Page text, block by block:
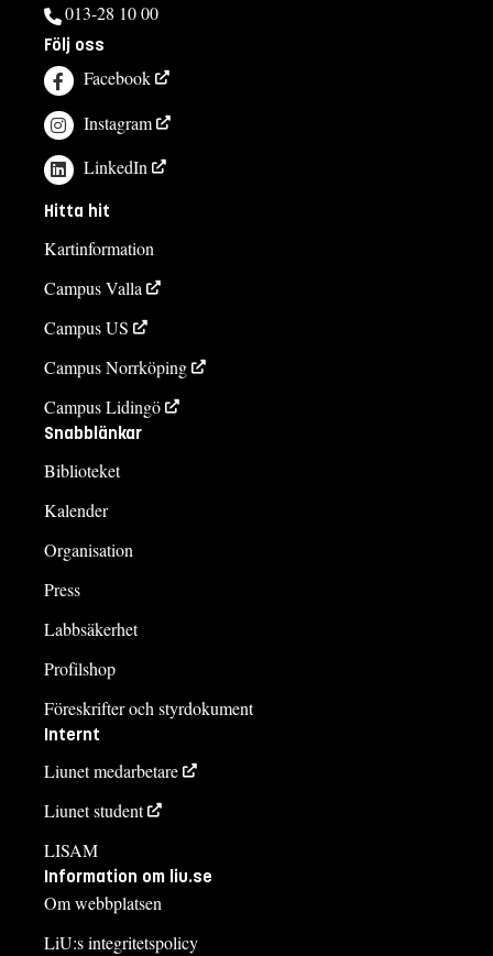
013-28 10 00
Följ oss
Facebook
Instagram
LinkedIn
Hitta hit
Kartinformation
Campus Valla
Campus US
Campus Norrköping
Campus Lidingö
Snabblänkar
Biblioteket
Kalender
Organisation
Press
Labbsäkerhet
Profilshop
Föreskrifter och styrdokument
Internt
Liunet medarbetare
Liunet student
LISAM
Information om liu.se
Om webbplatsen
LiU:s integritetspolicy